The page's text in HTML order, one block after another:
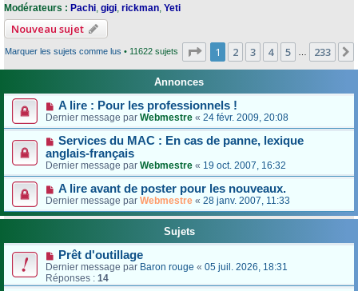
Modérateurs : Pachi, gigi, rickman, Yeti
Nouveau sujet
Marquer les sujets comme lus • 11622 sujets Page 1sur 233
1 2 3 4 5 … 233
Annonces
A lire : Pour les professionnels !
Dernier message par Webmestre « 24 févr. 2009, 20:08
Services du MAC : En cas de panne, lexique
anglais-français
Dernier message par Webmestre « 19 oct. 2007, 16:32
A lire avant de poster pour les nouveaux.
Dernier message par Webmestre « 28 janv. 2007, 11:33
Sujets
Prêt d'outillage
Dernier message par Baron rouge « 05 juil. 2026, 18:31
Réponses : 14